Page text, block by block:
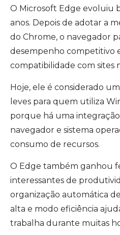
O Microsoft Edge evoluiu
anos. Depois de adotar a
do Chrome, o navegador
desempenho competitivo
compatibilidade com sites
Hoje, ele é considerado
leves para quem utiliza
porque há uma
navegador e sistema
consumo de recursos.
O Edge também ganhou
interessantes de
organização automática
alta e modo eficiência
trabalha durante muitas